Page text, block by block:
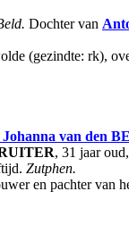
Dochter van
(gezindte: rk),
van den
, 31 jaar
Zutphen.
en pachter van